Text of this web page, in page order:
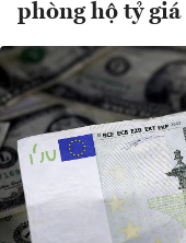
phòng hộ tỷ giá